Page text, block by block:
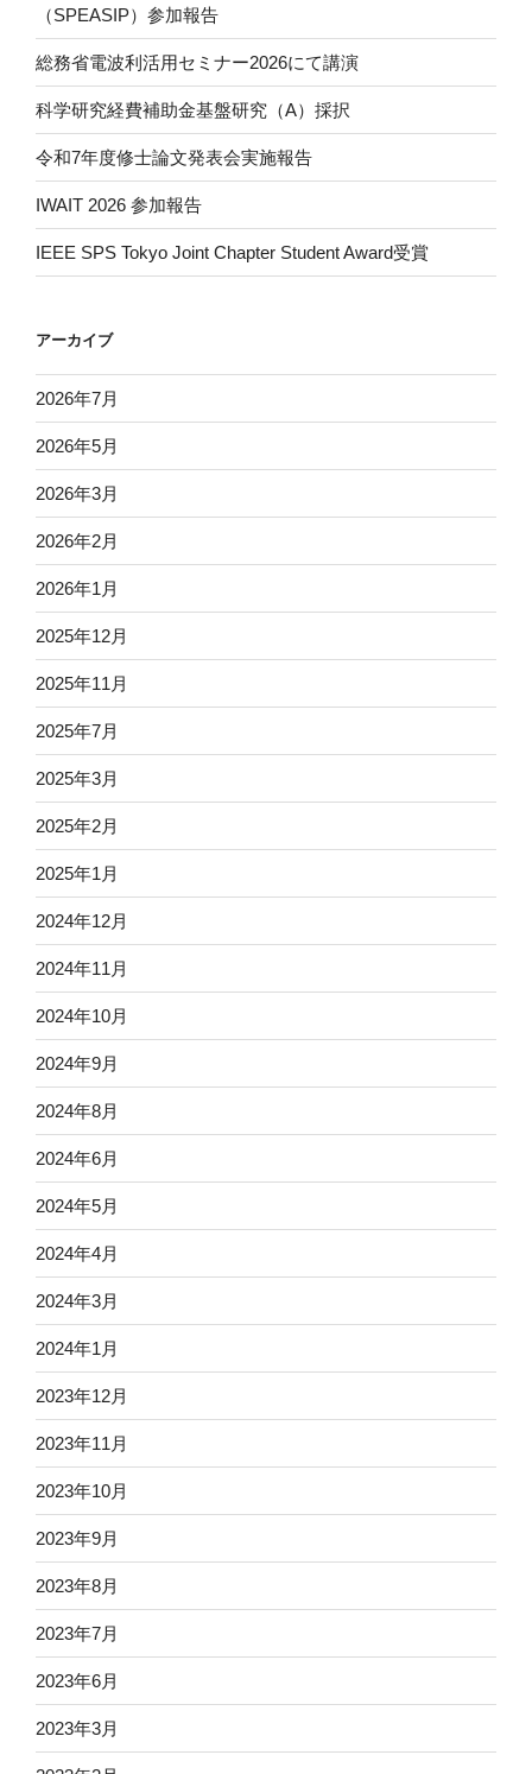
（SPEASIP）参加報告
総務省電波利活用セミナー2026にて講演
科学研究経費補助金基盤研究（A）採択
令和7年度修士論文発表会実施報告
IWAIT 2026 参加報告
IEEE SPS Tokyo Joint Chapter Student Award受賞
アーカイブ
2026年7月
2026年5月
2026年3月
2026年2月
2026年1月
2025年12月
2025年11月
2025年7月
2025年3月
2025年2月
2025年1月
2024年12月
2024年11月
2024年10月
2024年9月
2024年8月
2024年6月
2024年5月
2024年4月
2024年3月
2024年1月
2023年12月
2023年11月
2023年10月
2023年9月
2023年8月
2023年7月
2023年6月
2023年3月